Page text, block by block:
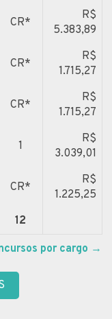
CR*
R$
5.383,89
CR*
R$
1.715,27
CR*
R$
1.715,27
1
R$
3.039,01
CR*
R$
1.225,25
12
por cargo →